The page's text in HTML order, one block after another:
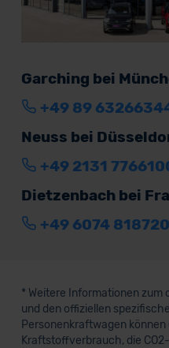
Garching bei
+49 89
Neuss bei
+49 2131
Dietzenbach bei
+49 6074
* Weitere Informationen
und den offiziellen
Personenkraftwagen
Kraftstoffverbrauch, die